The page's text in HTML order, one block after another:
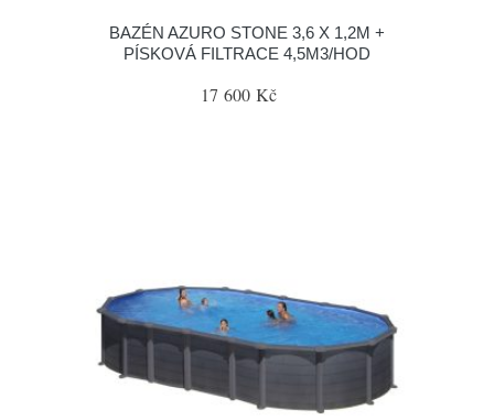
BAZÉN AZURO STONE 3,6 X 1,2M +
PÍSKOVÁ FILTRACE 4,5M3/HOD
17 600 Kč